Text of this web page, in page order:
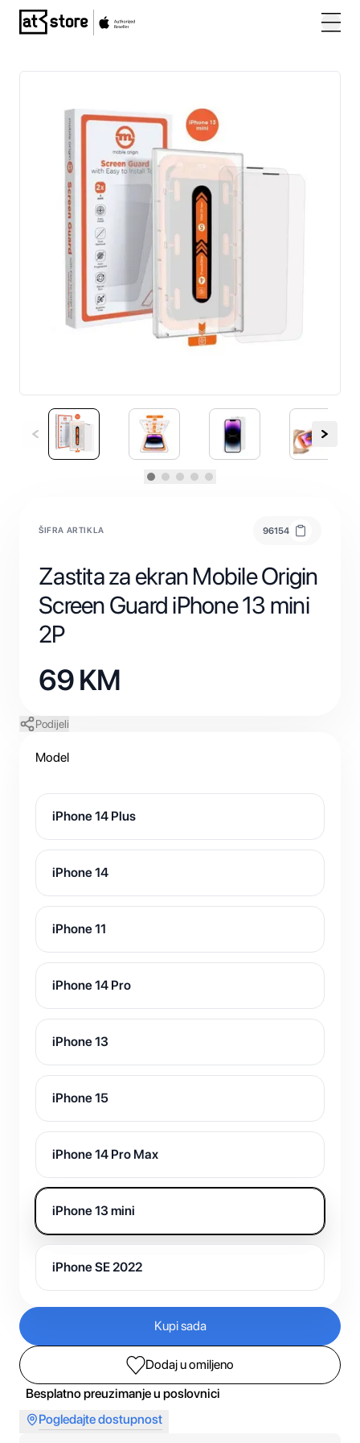
Posjetite početnu stranicu AT Store
ŠIFRA ARTIKLA 96154
Zastita za ekran Mobile Origin
Screen Guard iPhone 13 mini
2P
69KM
Podijeli
Model
iPhone 14 Plus
iPhone 14
iPhone 11
iPhone 14 Pro
iPhone 13
iPhone 15
iPhone 14 Pro Max
iPhone 13 mini
iPhone SE 2022
Kupi sada
Dodaj u omiljeno
Besplatno preuzimanje u poslovnici
Pogledajte dostupnost